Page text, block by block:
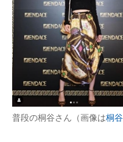
普段の桐谷さん（画像は桐